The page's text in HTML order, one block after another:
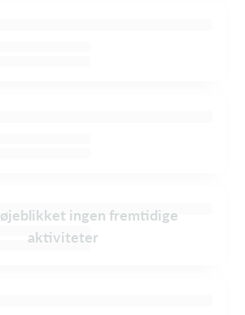
ingen fremtidige
aktiviteter